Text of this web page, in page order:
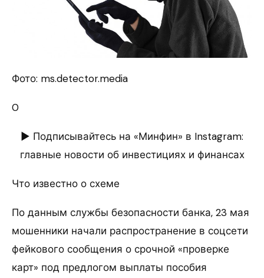
Фото: ms.detector.media
0
► Подписывайтесь на «Минфин» в Instagram:
главные новости об инвестициях и финансах
Что известно о схеме
По данным службы безопасности банка, 23 мая
мошенники начали распространение в соцсети
фейкового сообщения о срочной «проверке
карт» под предлогом выплаты пособия